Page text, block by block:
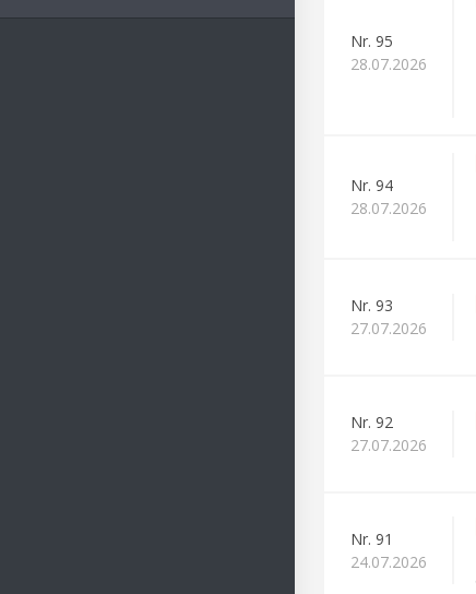
Nr. 95
28.07.2026
Nr. 94
28.07.2026
Nr. 93
27.07.2026
Nr. 92
27.07.2026
Nr. 91
24.07.2026